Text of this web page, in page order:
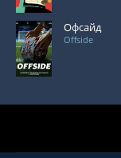
Офсайд
Offside